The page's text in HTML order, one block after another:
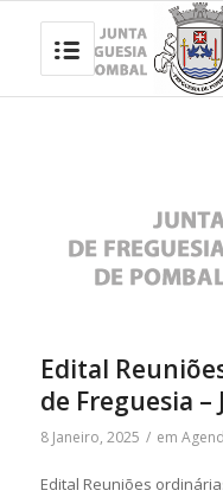
Edital
de Freguesia –
8 Janeiro, 2025 / em
Edital Reuniões